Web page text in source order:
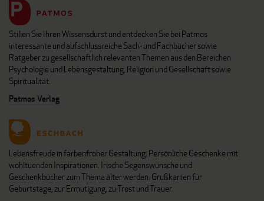
Stillen Sie Ihren Wissensdurst und entdecken Sie bei Patmos
interessante und aufschlussreiche Sach- und Fachbücher sowie
Ratgeber zu gesellschaftlich relevanten Themen aus den Bereichen
Psychologie und Lebensgestaltung, Religion und Gesellschaft sowie
Spiritualität.
Patmos Verlag
Lebensfreude in farbenfroher Gestaltung: Persönliche Geschenke mit
wohltuenden Inspirationen. Irische Segenswünsche und
Geschenkbücher zum Thema älter werden. Grußkarten für
Geburtstage, zur Ermutigung, zu Trost und Trauer.